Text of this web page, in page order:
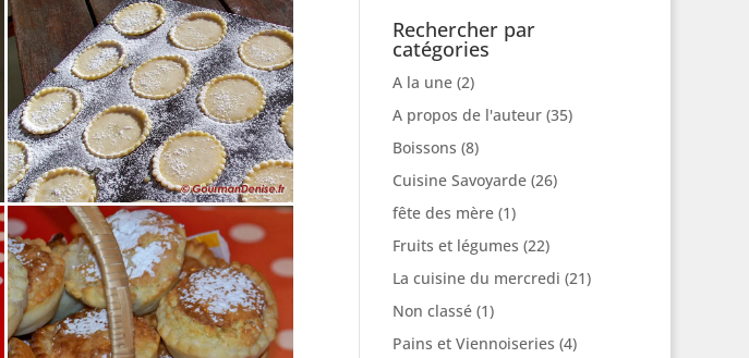
Rechercher par
catégories
A la une(2)
A propos de l'auteur(35)
Boissons (8)
Cuisine Savoyarde(26)
fête des mère(1)
Fruits et légumes (22)
La cuisine du mercredi (21)
Non classé(1)
Pains et Viennoiseries (4)